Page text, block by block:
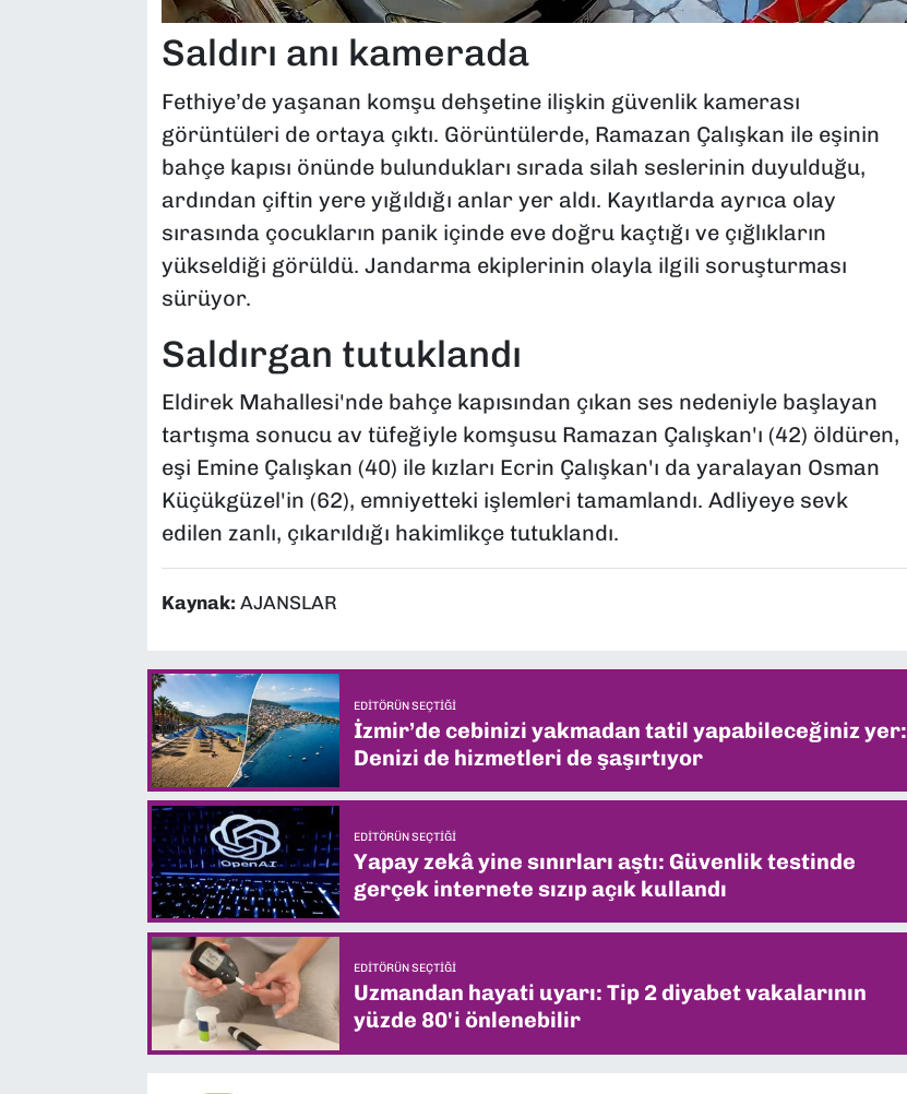
Saldırı anı kamerada
Fethiye’de yaşanan komşu dehşetine ilişkin güvenlik kamerası
görüntüleri de ortaya çıktı. Görüntülerde, Ramazan Çalışkan ile eşinin
bahçe kapısı önünde bulundukları sırada silah seslerinin duyulduğu,
ardından çiftin yere yığıldığı anlar yer aldı. Kayıtlarda ayrıca olay
sırasında çocukların panik içinde eve doğru kaçtığı ve çığlıkların
yükseldiği görüldü. Jandarma ekiplerinin olayla ilgili soruşturması
sürüyor.
Saldırgan tutuklandı
Eldirek Mahallesi'nde bahçe kapısından çıkan ses nedeniyle başlayan
tartışma sonucu av tüfeğiyle komşusu Ramazan Çalışkan'ı (42) öldüren,
eşi Emine Çalışkan (40) ile kızları Ecrin Çalışkan'ı da yaralayan Osman
Küçükgüzel'in (62), emniyetteki işlemleri tamamlandı. Adliyeye sevk
edilen zanlı, çıkarıldığı hakimlikçe tutuklandı.
Kaynak: AJANSLAR
EDITÖRÜN SEÇTIĞI
İzmir’de cebinizi yakmadan tatil yapabileceğiniz yer:
Denizi de hizmetleri de şaşırtıyor
EDITÖRÜN SEÇTIĞI
Yapay zekâ yine sınırları aştı: Güvenlik testinde
gerçek internete sızıp açık kullandı
EDITÖRÜN SEÇTIĞI
Uzmandan hayati uyarı: Tip 2 diyabet vakalarının
yüzde 80'i önlenebilir